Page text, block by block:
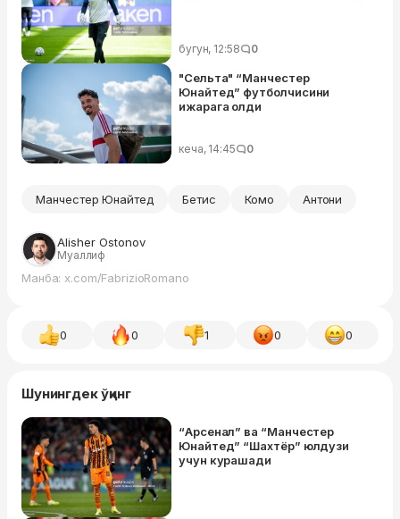
бугун, 12:58 0
"Сельта" “Манчестер
Юнайтед” футболчисини
ижарага олди
кеча, 14:45 0
Манчестер Юнайтед Бетис Комо Антони
Alisher Ostonov
Муаллиф
Манба: x.com/FabrizioRomano
0 0 1 0 0
Шунингдек ўқинг
“Арсенал” ва “Манчестер
Юнайтед” “Шахтёр” юлдузи
учун курашади